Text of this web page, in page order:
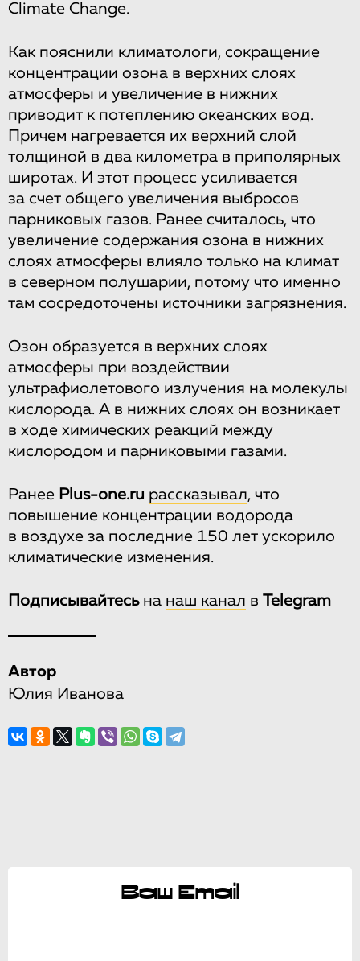
Climate Change.
Как пояснили климатологи, сокращение
концентрации озона в верхних слоях
атмосферы и увеличение в нижних
приводит к потеплению океанских вод.
Причем нагревается их верхний слой
толщиной в два километра в приполярных
широтах. И этот процесс усиливается
за счет общего увеличения выбросов
парниковых газов. Ранее считалось, что
увеличение содержания озона в нижних
слоях атмосферы влияло только на климат
в северном полушарии, потому что именно
там сосредоточены источники загрязнения.
Озон образуется в верхних слоях
атмосферы при воздействии
ультрафиолетового излучения на молекулы
кислорода. А в нижних слоях он возникает
в ходе химических реакций между
кислородом и парниковыми газами.
Ранее Рlus-one.ru рассказывал, что
повышение концентрации водорода
в воздухе за последние 150 лет ускорило
климатические изменения.
Подписывайтесьна наш канал в Telegram
Автор
Юлия Иванова
Ваш Email